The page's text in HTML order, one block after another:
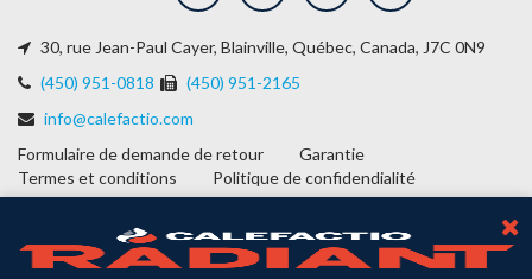
30, rue Jean-Paul Cayer, Blainville, Québec, Canada, J7C 0N9
(450) 951-0818
(450) 951-2165
info@calefactio.com
Formulaire de demande de retour
Garantie
Termes et conditions
Politique de confidendialité